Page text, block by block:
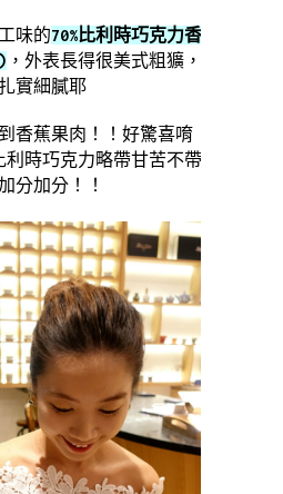
味的70%比利時巧克力香
，外表長得很美式粗獷，
實細膩耶
香蕉果肉！！好驚喜唷
利時巧克力略帶甘苦不帶
分加分！！